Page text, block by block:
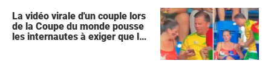
La vidéo virale d'un couple lors
de la Coupe du monde pousse
les internautes à exiger que la